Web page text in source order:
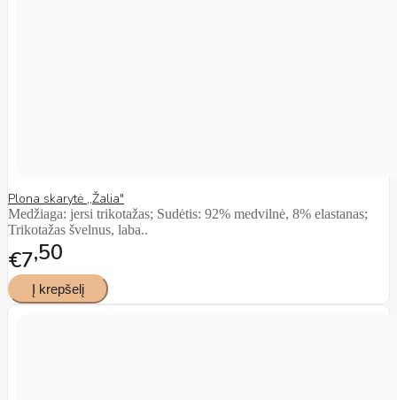
Plona skarytė ,,Žalia"
Medžiaga: jersi trikotažas; Sudėtis: 92% medvilnė, 8% elastanas;
Trikotažas švelnus, laba..
€7 50